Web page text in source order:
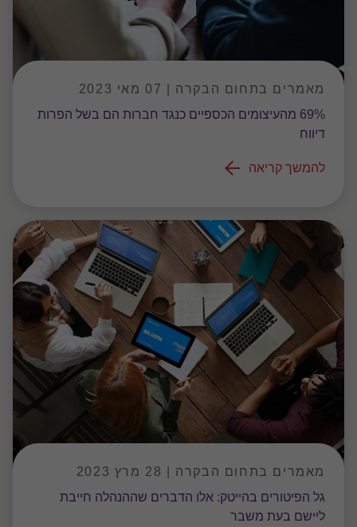
מאמרים בתחום הבקרה | 07 מאי 2023
69% מהעיצומים הכספיים כנגד חברות הם בשל הפרות
דיווח
להמשך קריאה
מאמרים בתחום הבקרה | 28 מרץ 2023
גל הפיטורים בהייטק: אלו הדברים שההנהלה חייבת
ליישם בעת משבר